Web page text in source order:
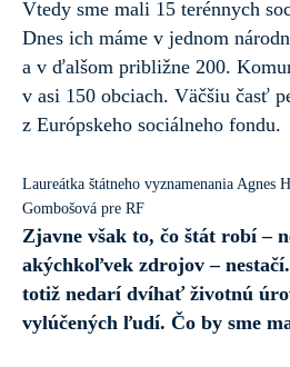
Vtedy sme mali 15 terénnych
Dnes ich máme v jednom
a v ďalšom približne 200.
v asi 150 obciach. Väčšiu časť
z Európskeho sociálneho fondu.
Laureátka štátneho vyznamenania Agnes
Gombošová pre RF
Zjavne však to, čo štát robí –
akýchkoľvek zdrojov –
totiž nedarí dvíhať životnú
vylúčených ľudí. Čo by sme